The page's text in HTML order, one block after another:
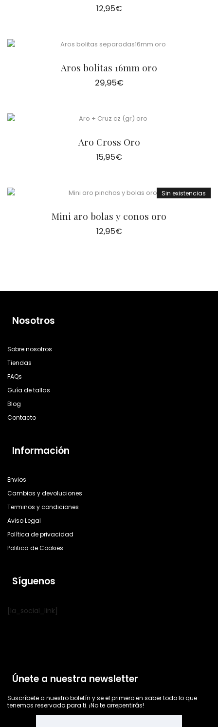
12,95€
Aros bolitas 16mm oro
29,95€
Aro Cross Oro
15,95€
Sin existencias
Mini aro bolas y conos oro
12,95€
Nosotros
Sobre nosotros
Tiendas
FAQs
Guía de tallas
Blog
Contacto
Información
Envios
Cambios y devoluciones
Terminos y condiciones
Aviso Legal
Política de privacidad
Politica de Cookies
Síguenos
[la_social_link]
Únete a nuestra newsletter
Suscríbete a nuestro boletín y se el primero en saber todo lo que
tenemos reservado para ti. ¡No te arrepentirás!